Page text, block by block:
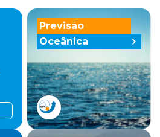
Previsão
Oceânica